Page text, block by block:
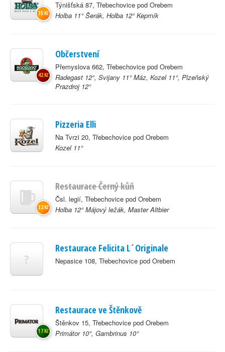
Týnišťská 87, Třebechovice pod Orebem
Holba 11° Šerák, Holba 12° Keprník
35 Kč
Občerstvení
Přemyslova 662, Třebechovice pod Orebem
Radegast 12°, Svijany 11° Máz, Kozel 11°, Plzeňský
Prazdroj 12°
42 Kč
Pizzeria Elli
Na Tvrzi 20, Třebechovice pod Orebem
Kozel 11°
Restaurace Černý kůň
Čsl. legií, Třebechovice pod Orebem
Holba 12° Májový ležák, Master Altbier
32 Kč
Restaurace Felicita L´Originale
Nepasice 108, Třebechovice pod Orebem
?
Restaurace ve Štěnkově
Štěnkov 15, Třebechovice pod Orebem
Primátor 10°, Gambrinus 10°
17 Kč